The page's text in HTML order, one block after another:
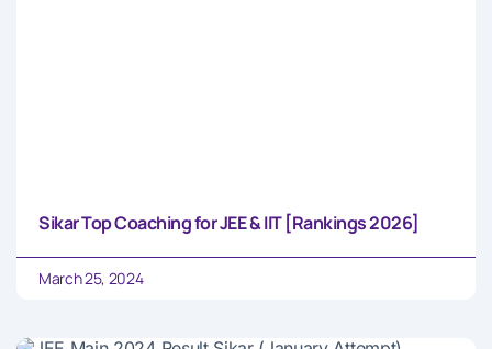
Sikar Top Coaching for JEE & IIT [Rankings 2026]
March 25, 2024